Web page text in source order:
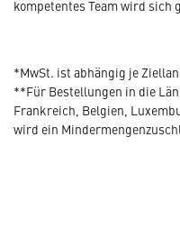
kompetentes Team wird
*MwSt. ist abhängig je
**Für Bestellungen in die
Frankreich, Belgien,
wird ein